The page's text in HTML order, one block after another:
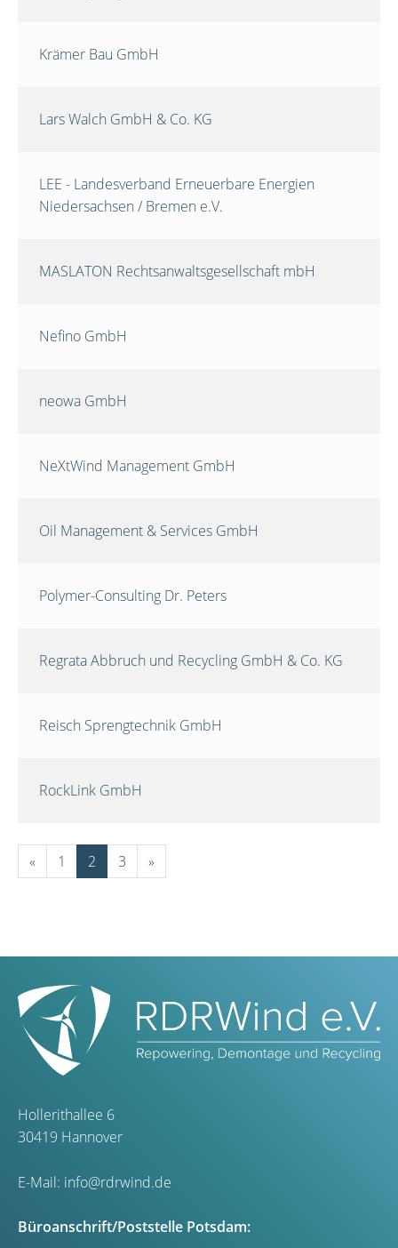
Krämer Bau GmbH
Lars Walch GmbH & Co. KG
LEE - Landesverband Erneuerbare Energien
Niedersachsen / Bremen e.V.
MASLATON Rechtsanwaltsgesellschaft mbH
Nefino GmbH
neowa GmbH
NeXtWind Management GmbH
Oil Management & Services GmbH
Polymer-Consulting Dr. Peters
Regrata Abbruch und Recycling GmbH & Co. KG
Reisch Sprengtechnik GmbH
RockLink GmbH
« 1 2 3 »
Hollerithallee 6
30419 Hannover
E-Mail: info@rdrwind.de
Büroanschrift/Poststelle Potsdam: